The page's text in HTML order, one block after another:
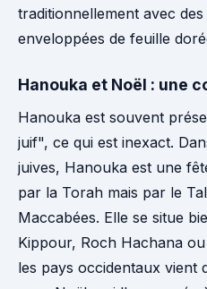
traditionnellement avec
enveloppées de feuille
Hanouka et Noël : une
Hanouka est souvent
juif", ce qui est inexact.
juives, Hanouka est une
par la Torah mais par le
Maccabées. Elle se situe
Kippour, Roch Hachana
les pays occidentaux vient